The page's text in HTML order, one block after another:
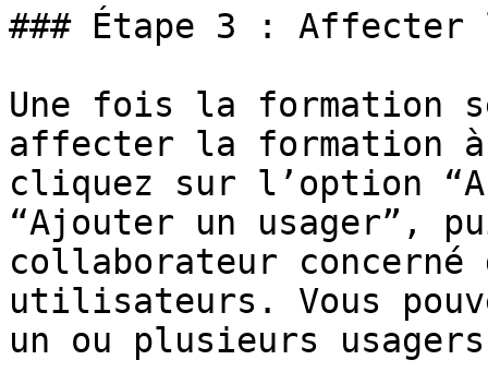
### Étape 3 : Affecter
Une fois la formation
affecter la formation
cliquez sur l’option
“Ajouter un usager”,
collaborateur
utilisateurs. Vous
un ou plusieurs